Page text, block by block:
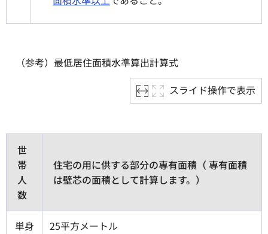
（参考） 最低居住面積水準算出計算式
スライド操作で表示
世
帯
人
数
住宅の用に供する部分の専有面積（ 専有面積
は壁芯の面積として計算します。）
単身 25平方メートル